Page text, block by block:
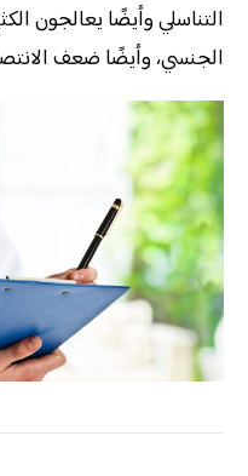
التناسلي وأيضًا يعالجون
الجنسي، وأيضًا ضعف